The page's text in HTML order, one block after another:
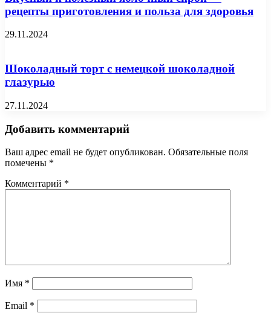
рецепты приготовления и польза для здоровья
29.11.2024
Шоколадный торт с немецкой шоколадной
глазурью
27.11.2024
Добавить комментарий
Ваш адрес email не будет опубликован. Обязательные поля
помечены *
Комментарий *
Имя *
Email *